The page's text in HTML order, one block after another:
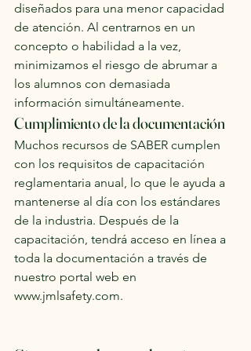
diseñados para una menor capacidad
de atención. Al centrarnos en un
concepto o habilidad a la vez,
minimizamos el riesgo de abrumar a
los alumnos con demasiada
información simultáneamente.
Cumplimiento de la documentación
Muchos recursos de SABER cumplen
con los requisitos de capacitación
reglamentaria anual, lo que le ayuda a
mantenerse al día con los estándares
de la industria. Después de la
capacitación, tendrá acceso en línea a
toda la documentación a través de
nuestro portal web en
www.jmlsafety.com.